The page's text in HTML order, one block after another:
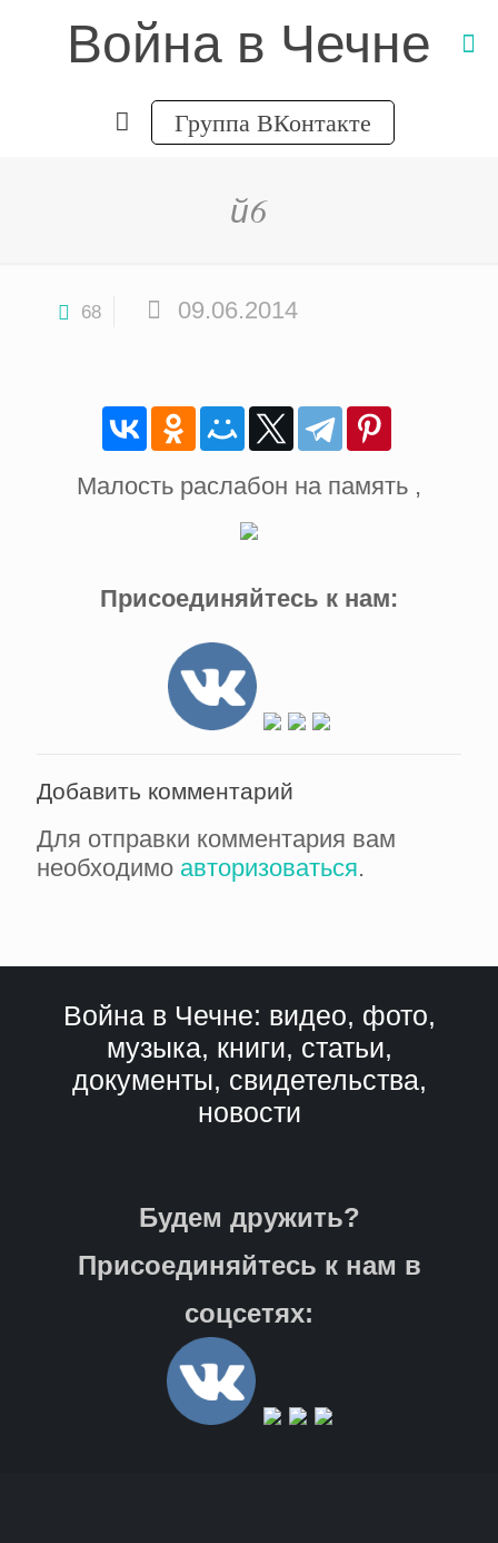
Война в Чечне
Группа ВКонтакте
й6
68 09.06.2014
Малость раслабон на память ,
Присоединяйтесь к нам:
Добавить комментарий
Для отправки комментария вам
необходимо авторизоваться.
Война в Чечне: видео, фото,
музыка, книги, статьи,
документы, свидетельства,
новости
Будем дружить?
Присоединяйтесь к нам в
соцсетях: